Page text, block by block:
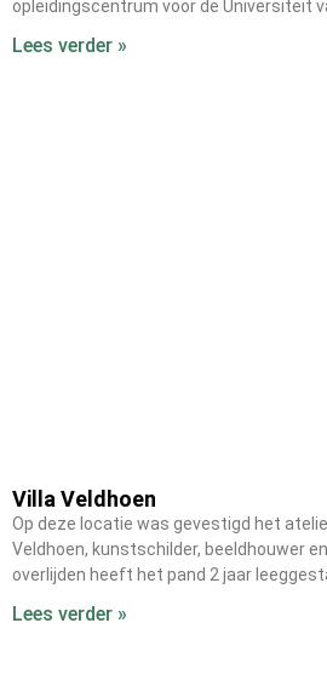
opleidingscentrum voor de Universiteit
Lees verder »
Villa Veldhoen
Op deze locatie was gevestigd het
Veldhoen, kunstschilder, beeldhouwer
overlijden heeft het pand 2 jaar
Lees verder »